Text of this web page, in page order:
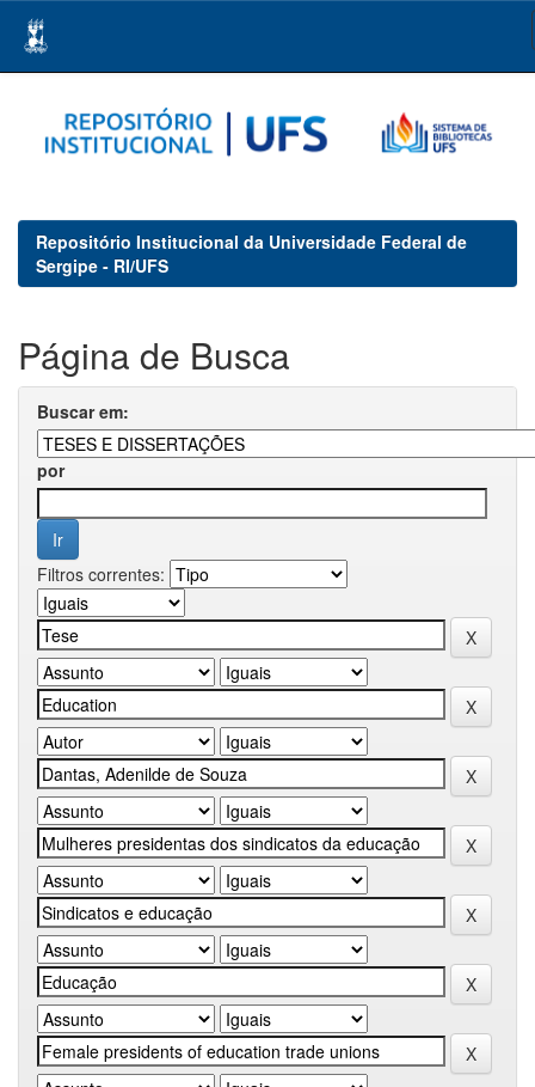
navigation
Repositório Institucional da Universidade Federal de
Sergipe - RI/UFS
Página de Busca
Buscar em:
por
Filtros correntes: